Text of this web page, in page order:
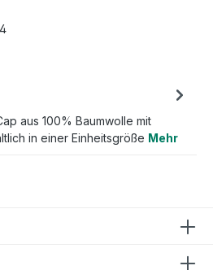
aus 100% Baumwolle mit
in einer Einheitsgröße Mehr